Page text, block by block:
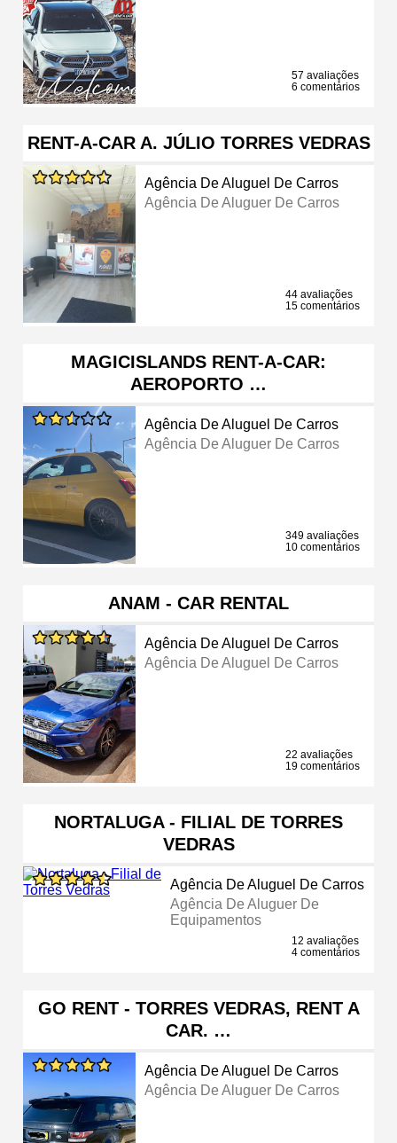
57 avaliações
6 comentários
RENT-A-CAR A. JÚLIO TORRES VEDRAS
Agência De Aluguel De Carros
Agência De Aluguer De Carros
44 avaliações
15 comentários
MAGICISLANDS RENT-A-CAR:
AEROPORTO …
Agência De Aluguel De Carros
Agência De Aluguer De Carros
349 avaliações
10 comentários
ANAM - CAR RENTAL
Agência De Aluguel De Carros
Agência De Aluguel De Carros
22 avaliações
19 comentários
NORTALUGA - FILIAL DE TORRES
VEDRAS
Agência De Aluguel De Carros
Agência De Aluguer De
Equipamentos
12 avaliações
4 comentários
GO RENT - TORRES VEDRAS, RENT A
CAR. …
Agência De Aluguel De Carros
Agência De Aluguer De Carros